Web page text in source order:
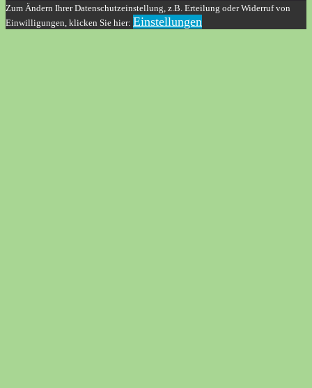
Zum Ändern Ihrer Datenschutzeinstellung, z.B. Erteilung oder Widerruf von
Einwilligungen, klicken Sie hier: Einstellungen